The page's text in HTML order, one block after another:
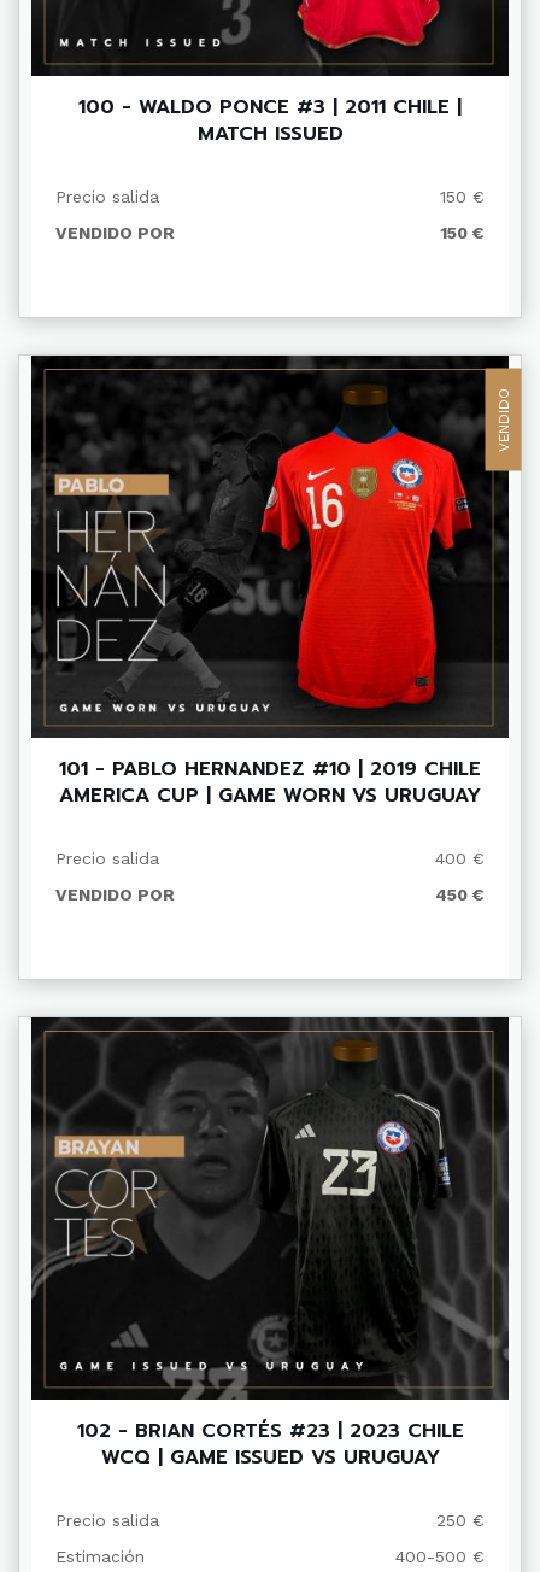
100 - WALDO PONCE #3 | 2011 CHILE |
MATCH ISSUED
Precio salida
150 €
VENDIDO POR
150 €
VENDIDO
101 - PABLO HERNANDEZ #10 | 2019 CHILE
AMERICA CUP | GAME WORN VS URUGUAY
Precio salida
400 €
VENDIDO POR
450 €
102 - BRIAN CORTÉS #23 | 2023 CHILE
WCQ | GAME ISSUED VS URUGUAY
Precio salida
250 €
Estimación
400-500 €